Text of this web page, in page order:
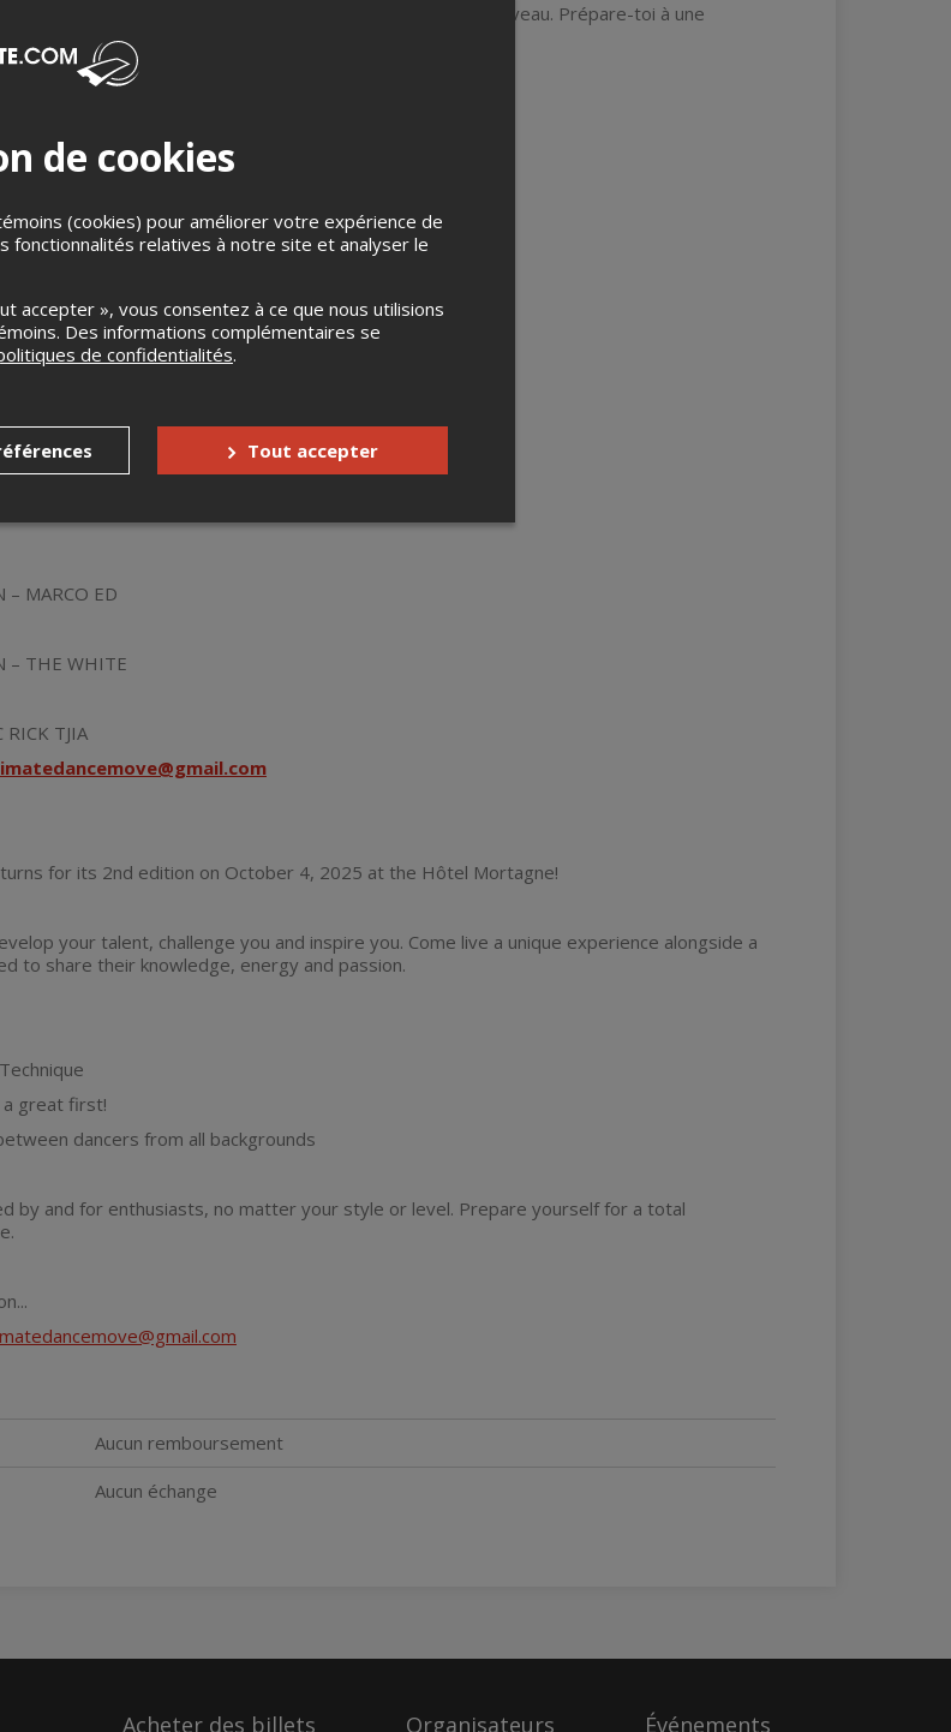
, peu importe ton style ou ton niveau. Prépare-toi à une
danse.
INDIVIDUEL
LEMIEUX
DELISLE
UNO
– MARCO ED
– THE WHITE
RICK TJIA
for its 2nd edition on October 4, 2025 at the Hôtel Mortagne!
your talent, challenge you and inspire you. Come live a unique experience alongside a
to share their knowledge, energy and passion.
a great first!
dancers from all backgrounds
by and for enthusiasts, no matter your style or level. Prepare yourself for a total
Aucun remboursement
Aucun échange
Acheter des billets Organisateurs Événements
de cookies
(cookies) pour améliorer votre expérience de
fonctionnalités relatives à notre site et analyser le
accepter », vous consentez à ce que nous utilisions
Des informations complémentaires se
de confidentialités.
Tout accepter